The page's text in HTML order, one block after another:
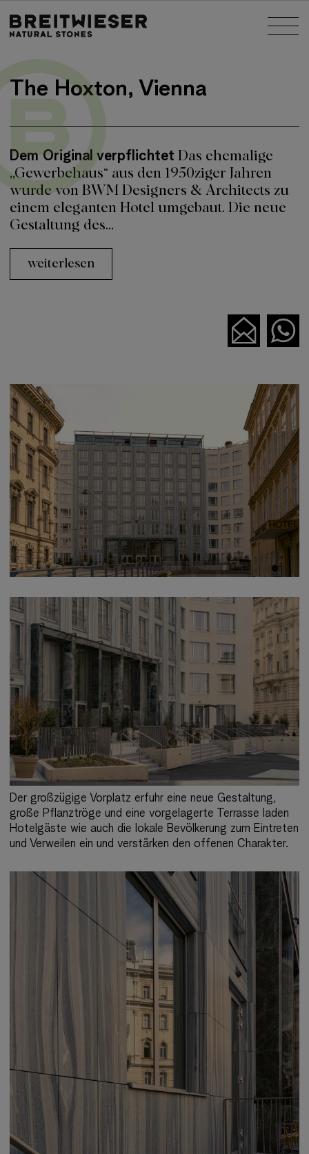
Springe zu:
The Hoxton, Vienna
Dem Original verpflichtet Das ehemalige
„Gewerbehaus“ aus den 1950ziger Jahren
wurde von BWM Designers & Architects zu
einem eleganten Hotel umgebaut. Die neue
Gestaltung des...
weiterlesen
Der großzügige Vorplatz erfuhr eine neue Gestaltung,
große Pflanztröge und eine vorgelagerte Terrasse laden
Hotelgäste wie auch die lokale Bevölkerung zum Eintreten
und Verweilen ein und verstärken den offenen Charakter.